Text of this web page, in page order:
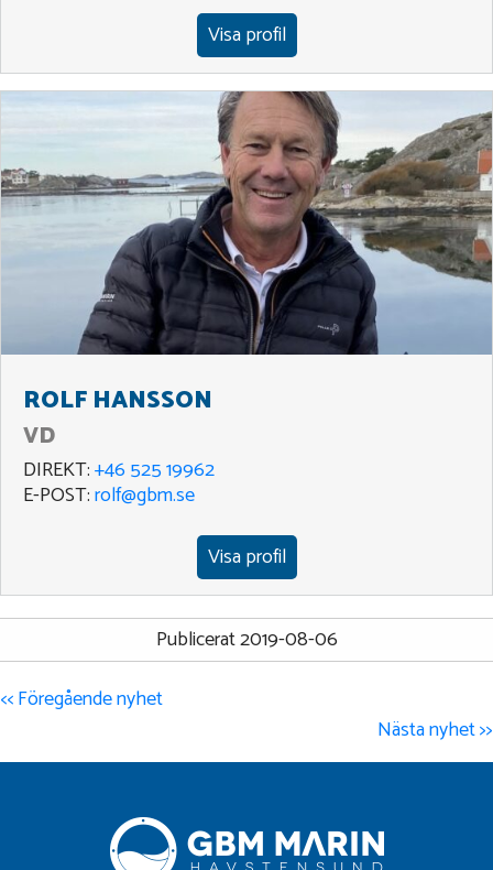
Visa profil
ROLF HANSSON
VD
DIREKT:+46 525 19962
E-POST:rolf@gbm.se
Visa profil
Publicerat 2019-08-06
<< Föregående nyhet
Nästa nyhet >>